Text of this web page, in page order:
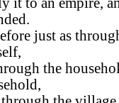
just as
the